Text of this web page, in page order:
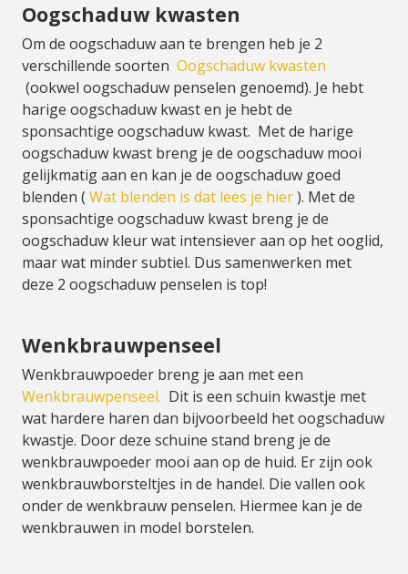
Oogschaduw kwasten
Om de oogschaduw aan te brengen heb je 2
verschillende soorten Oogschaduw kwasten
(ookwel oogschaduw penselen genoemd). Je hebt
harige oogschaduw kwast en je hebt de
sponsachtige oogschaduw kwast. Met de harige
oogschaduw kwast breng je de oogschaduw mooi
gelijkmatig aan en kan je de oogschaduw goed
blenden ( Wat blenden is dat lees je hier). Met de
sponsachtige oogschaduw kwast breng je de
oogschaduw kleur wat intensiever aan op het ooglid,
maar wat minder subtiel. Dus samenwerken met
deze 2 oogschaduw penselen is top!
Wenkbrauwpenseel
Wenkbrauwpoeder breng je aan met een
Wenkbrauwpenseel. Dit is een schuin kwastje met
wat hardere haren dan bijvoorbeeld het oogschaduw
kwastje. Door deze schuine stand breng je de
wenkbrauwpoeder mooi aan op de huid. Er zijn ook
wenkbrauwborsteltjes in de handel. Die vallen ook
onder de wenkbrauw penselen. Hiermee kan je de
wenkbrauwen in model borstelen.